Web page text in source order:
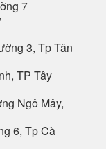
7
3, Tp Tân
TP Tây
Ngô Mây,
6, Tp Cà